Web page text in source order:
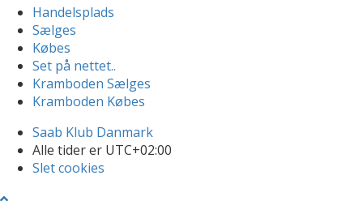
Handelsplads
Sælges
Købes
Set på nettet..
Kramboden Sælges
Kramboden Købes
Saab Klub Danmark
Alle tider er UTC+02:00
Slet cookies